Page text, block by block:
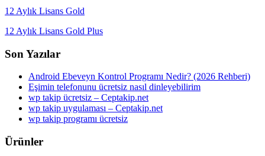
12 Aylık Lisans Gold
12 Aylık Lisans Gold Plus
Son Yazılar
Android Ebeveyn Kontrol Programı Nedir? (2026 Rehberi)
Eşimin telefonunu ücretsiz nasıl dinleyebilirim
wp takip ücretsiz – Ceptakip.net
wp takip uygulaması – Ceptakip.net
wp takip programı ücretsiz
Ürünler